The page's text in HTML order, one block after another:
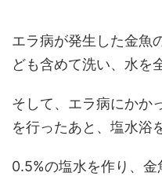
エラ病が発生した金魚
ども含めて洗い、水を
そして、エラ病にかか
を行ったあと、塩水浴
0.5%の塩水を作り、